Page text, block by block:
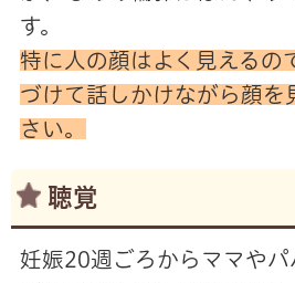
す。
特に人の顔はよく見えるの
づけて話しかけながら顔を
さい。
聴覚
妊娠20週ごろからママや